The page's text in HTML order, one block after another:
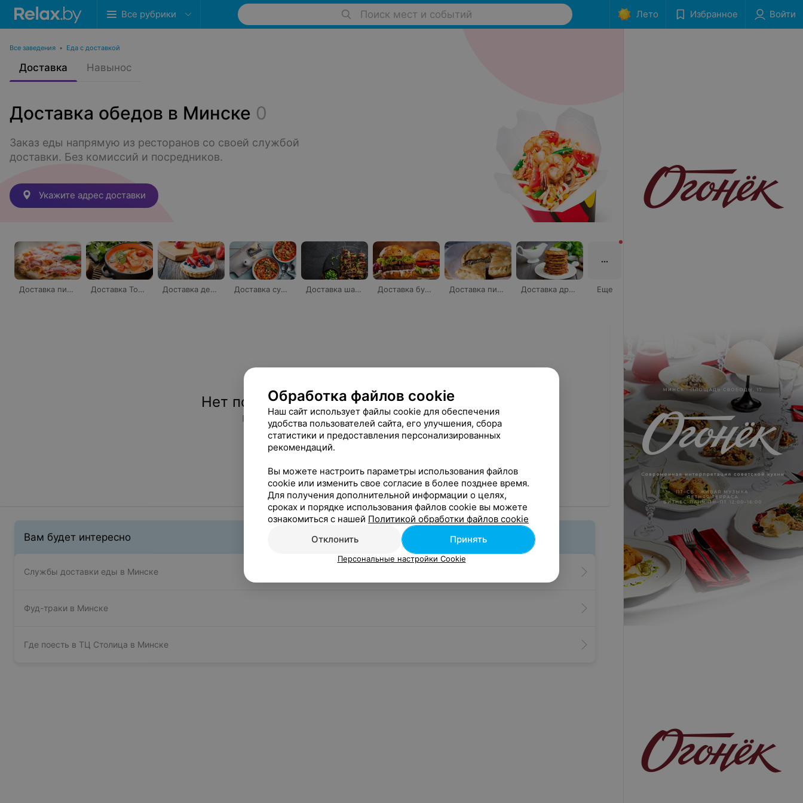
Все рубрики Поиск мест и событий Лето Избранное Войти
Все заведения • Еда с доставкой
Доставка Навынос
Доставка обедов в Минске 0
Заказ еды напрямую из ресторанов со своей службой
доставки. Без комиссий и посредников.
Укажите адрес доставки
Доставка пиццы Доставка Том яма Доставка десертов Доставка супов Доставка шашлыков Доставка бургеров Доставка пирогов Доставка драников Еще
Нет подходящих результатов
Попробуйте поменять адрес
Вам будет интересно
Службы доставки еды в Минске
Фуд-траки в Минске
Где поесть в ТЦ Столица в Минске
Обработка файлов cookie
Наш сайт использует файлы cookie для обеспечения
удобства пользователей сайта, его улучшения, сбора
статистики и предоставления персонализированных
рекомендаций.
Вы можете настроить параметры использования файлов
cookie или изменить свое согласие в более позднее время.
Для получения дополнительной информации о целях,
сроках и порядке использования файлов cookie вы можете
ознакомиться с нашей Политикой обработки файлов cookie
Отклонить
Принять
Персональные настройки Cookie